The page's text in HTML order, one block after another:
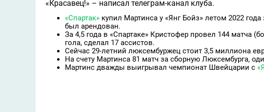
«Красавец!» – написал телеграм-канал клуба.
«Спартак» купил Мартинса у «Янг Бойз» летом 2022
был арендован.
За 4,5 года в «Спартаке» Кристофер провел 144 матча
гола, сделал 17 ассистов.
Сейчас 29-летний люксембуржец стоит 3,5 миллиона
На счету Мартинса 81 матч за сборную Люксембурга,
Мартинс дважды выигрывал чемпионат Швейцарии с